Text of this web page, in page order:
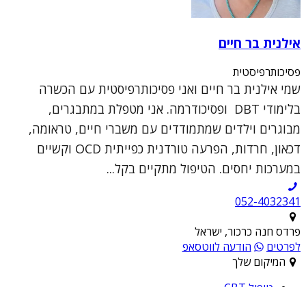
אילנית בר חיים
פסיכותרפיסטית
שמי אילנית בר חיים ואני פסיכותרפיסטית עם הכשרה
בלימודי DBT ופסיכודרמה. אני מטפלת במתבגרים,
מבוגרים וילדים שמתמודדים עם משברי חיים, טראומה,
דכאון, חרדות, הפרעה טורדנית כפייתית OCD וקשיים
במערכות יחסים. הטיפול מתקיים בקל...
052-4032341
פרדס חנה כרכור, ישראל
לפרטים
הודעה לווטסאפ
המיקום שלך